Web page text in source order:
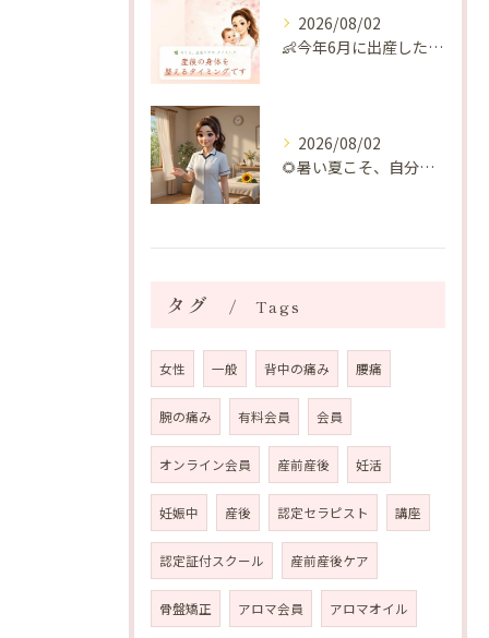
2026/08/02
👶今年6月に出産したママへ♡
2026/08/02
🌻暑い夏こそ、自分の身体を整える時間を♡
タグ Tags
女性 一般 背中の痛み 腰痛
腕の痛み 有料会員 会員
オンライン会員 産前産後 妊活
妊娠中 産後 認定セラピスト 講座
認定証付スクール 産前産後ケア
骨盤矯正 アロマ会員 アロマオイル